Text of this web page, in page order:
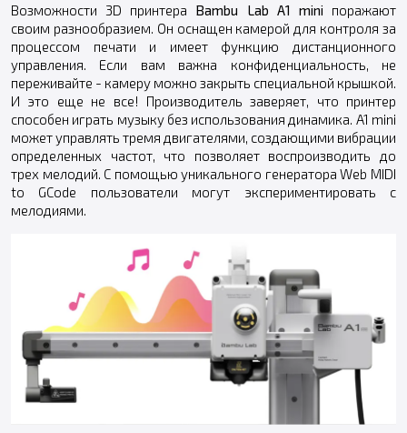
Возможности 3D принтера Bambu Lab A1 mini поражают
своим разнообразием. Он оснащен камерой для контроля за
процессом печати и имеет функцию дистанционного
управления. Если вам важна конфиденциальность, не
переживайте - камеру можно закрыть специальной крышкой.
И это еще не все! Производитель заверяет, что принтер
способен играть музыку без использования динамика. A1 mini
может управлять тремя двигателями, создающими вибрации
определенных частот, что позволяет воспроизводить до
трех мелодий. С помощью уникального генератора Web MIDI
to GCode пользователи могут экспериментировать с
мелодиями.